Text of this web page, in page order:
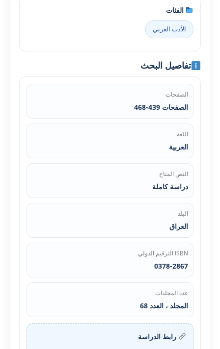
الفئات
الأدب العربي
تفاصيل البحث
الصفحات
الصفحات 439-468
اللغة
العربية
النص المتاح
دراسة كاملة
البلد
العراق
ISBN الترقيم الدولي
0378-2867
عدد المجلدات
المجلد ، العدد 68
رابط الدراسة